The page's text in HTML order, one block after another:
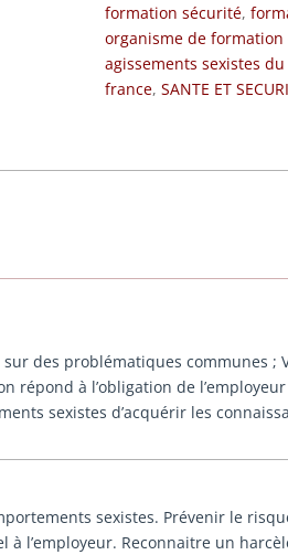
agissements
sexistes
du
CSE
formation sécurité,
organisme de formation
agissements sexistes du
france, SANTE ET
des problématiques communes
répond à l’obligation de
sexistes d’acquérir les
sexistes. Prévenir le
l’employeur. Reconnaitre un